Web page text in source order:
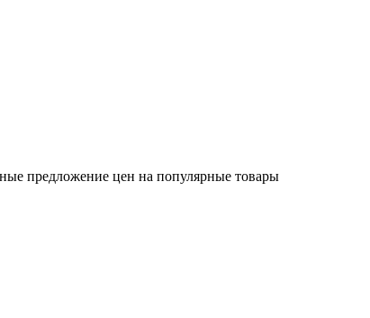
предложение цен на популярные товары